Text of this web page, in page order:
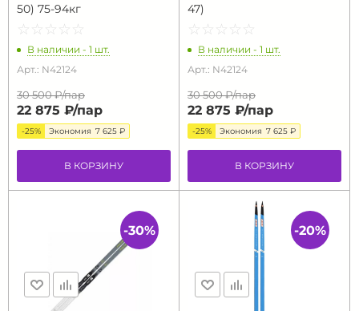
50) 75-94кг
☆ ☆ ☆ ☆ ☆
★ ★ ★ ★ ★
В наличии - 1 шт.
Арт.: N42124
30 500 ₽/пар
22 875 ₽/пар
-25% Экономия 7 625 ₽
В КОРЗИНУ
47)
☆ ☆ ☆ ☆ ☆
★ ★ ★ ★ ★
В наличии - 1 шт.
Арт.: N42124
30 500 ₽/пар
22 875 ₽/пар
-25% Экономия 7 625 ₽
В КОРЗИНУ
-30% -20%